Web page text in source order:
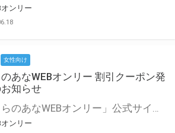
オンリー
女性向け
のあなWEBオンリー 割引クーポン発
知らせ
「とらのあなWEBオンリー」公式サイトでとらのあな通販の「割引クーポン」を配布中！ イベントごとに開催当日限定で使える割引クーポンのシリアルコードを発行します。 とらのあなWEBオンリーのページをチェックして、イベント当日にお得にお買い物を楽しみましょう♪ ※本キャンペーンは予告なく終了する場合がございます。 とらのあなWEBオンリーサイトはこちら
オンリー